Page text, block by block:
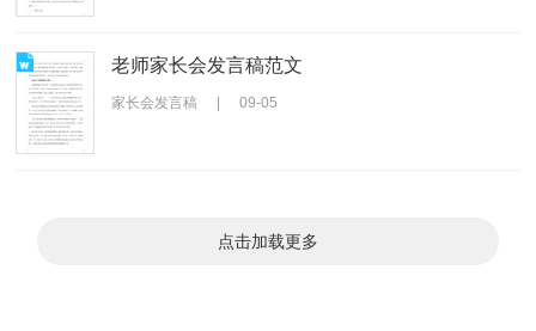
老师家长会发言稿范文
家长会发言稿 09-05
点击加载更多